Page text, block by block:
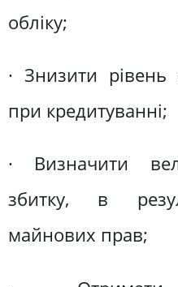
обліку;
· Знизити рівень
при кредитуванні;
· Визначити
збитку, в
майнових прав;